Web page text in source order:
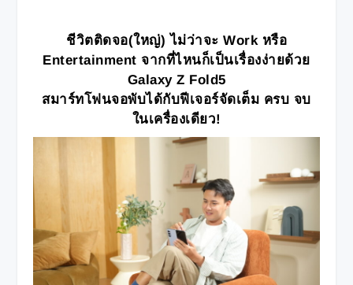
ชีวิตติดจอ(ใหญ่) ไม่ว่าจะ Work หรือ
Entertainment จากที่ไหนก็เป็นเรื่องง่ายด้วย
Galaxy Z Fold5
สมาร์ทโฟนจอพับได้กับฟีเจอร์จัดเต็ม ครบ จบ
ในเครื่องเดียว!